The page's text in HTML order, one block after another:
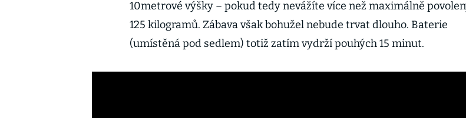
10metrové výšky – pokud tedy nevážíte více než maximálně
125 kilogramů. Zábava však bohužel nebude trvat dlouho. Baterie
(umístěná pod sedlem) totiž zatím vydrží pouhých 15 minut.